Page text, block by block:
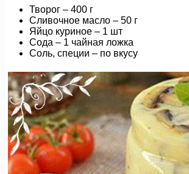
Творог – 400 г
Сливочное масло – 50 г
Яйцо куриное – 1 шт
Сода – 1 чайная ложка
Соль, специи – по вкусу